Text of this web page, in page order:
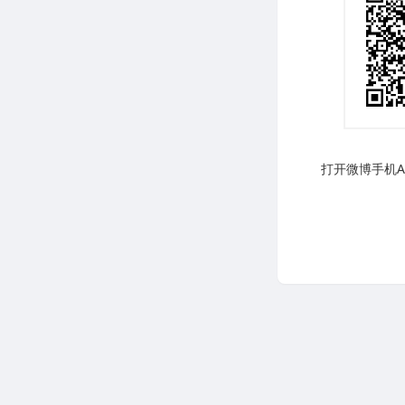
打开微博手机